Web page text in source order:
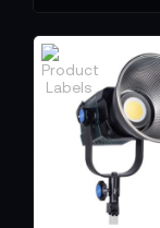
SIRUI BEI
BEWEGUNG
Im TONEART-
Auswahl an
Linsen –
kreative
nutzen,